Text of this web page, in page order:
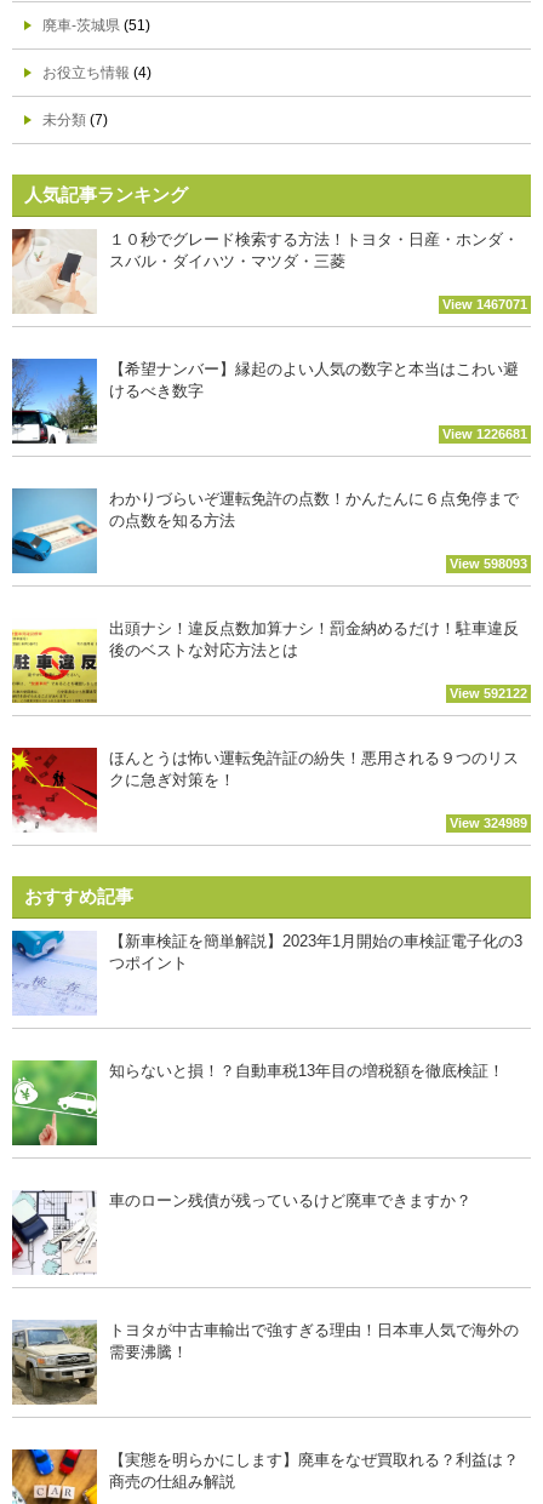
廃車-茨城県 (51)
お役立ち情報 (4)
未分類 (7)
人気記事ランキング
１０秒でグレード検索する方法！トヨタ・日産・ホンダ・
スバル・ダイハツ・マツダ・三菱
View 1467071
【希望ナンバー】縁起のよい人気の数字と本当はこわい避
けるべき数字
View 1226681
わかりづらいぞ運転免許の点数！かんたんに６点免停まで
の点数を知る方法
View 598093
出頭ナシ！違反点数加算ナシ！罰金納めるだけ！駐車違反
後のベストな対応方法とは
View 592122
ほんとうは怖い運転免許証の紛失！悪用される９つのリス
クに急ぎ対策を！
View 324989
おすすめ記事
【新車検証を簡単解説】2023年1月開始の車検証電子化の3
つポイント
知らないと損！？自動車税13年目の増税額を徹底検証！
車のローン残債が残っているけど廃車できますか？
トヨタが中古車輸出で強すぎる理由！日本車人気で海外の
需要沸騰！
【実態を明らかにします】廃車をなぜ買取れる？利益は？
商売の仕組み解説